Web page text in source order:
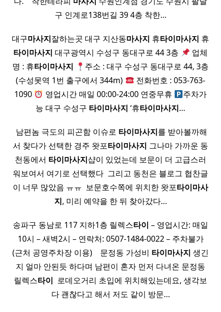
구 인계로138번길 39 4층 착한…
대구마사지잘하는곳 대구 지산동마사지 휴타이마사지 휴
타이마사지 대구광역시 수성구 동대구로 44 3층
업체
명 : 휴타이마사지
주소 : 대구 수성구 동대구로 44, 3층
(수성못역 1번 출구에서 344m)
전화번호 : 053-763-
1090
영업시간 매일 00:00-24:00 연중무휴
주차가
능 대구 수성구 타이마사지 ‘휴타이마사지…
​ 남편놈 극도의 피곤함 이슈로 타이마사지를 받아볼까해
서 찾다가 선택한 경주 왓포타이마사지 그나마 가까운 동
천동에서 타이마사지샵이 있었는데 보문이 더 고급스러
워보여서 여기로 선택했다 ​ 그리고 동천은 블로그 협찬글
이 너무 많았음 ㅠㅠ ​ 보문호수쪽에 위치한 왓포타이마사
지, 미리 예약을 한 뒤 찾아갔다…
송파구 동남로 117 지하1층 릴렉스타이 – 영업시간: 매일
10시 – 새벽2시 – 연락처: 0507-1484-0022 – 주차불가
(근처 공영주차장 이용) ​ ​ ​ 문정동 가성비 타이마사지 생긴
지 얼마 안된듯 하다며 남편이 혼자 먼저 다녀온 문정동
릴렉스타이 ​ 로데오거리 초입에 위치해있는데요, 생각보
다 괜찮다고 해서 저도 같이 방문…